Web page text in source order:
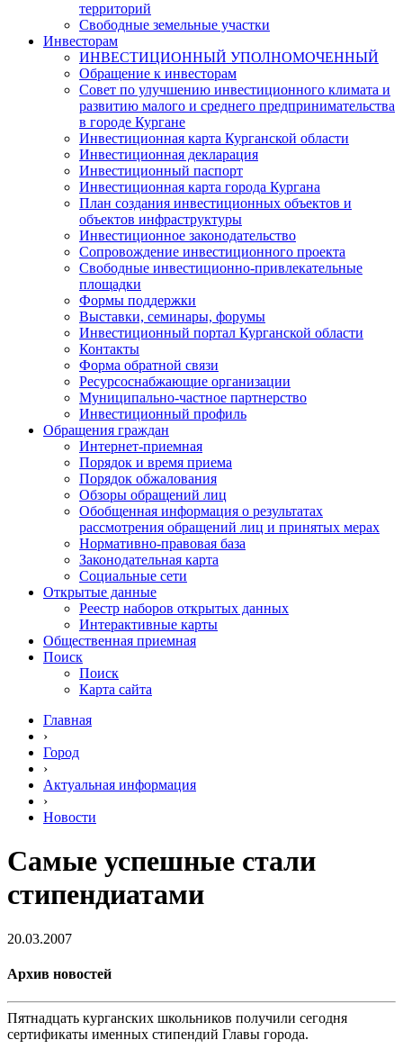
территорий
Свободные земельные участки
Инвесторам
ИНВЕСТИЦИОННЫЙ УПОЛНОМОЧЕННЫЙ
Обращение к инвесторам
Совет по улучшению инвестиционного климата и
развитию малого и среднего предпринимательства
в городе Кургане
Инвестиционная карта Курганской области
Инвестиционная декларация
Инвестиционный паспорт
Инвестиционная карта города Кургана
План создания инвестиционных объектов и
объектов инфраструктуры
Инвестиционное законодательство
Сопровождение инвестиционного проекта
Свободные инвестиционно-привлекательные
площадки
Формы поддержки
Выставки, семинары, форумы
Инвестиционный портал Курганской области
Контакты
Форма обратной связи
Ресурсоснабжающие организации
Муниципально-частное партнерство
Инвестиционный профиль
Обращения граждан
Интернет-приемная
Порядок и время приема
Порядок обжалования
Обзоры обращений лиц
Обобщенная информация о результатах
рассмотрения обращений лиц и принятых мерах
Нормативно-правовая база
Законодательная карта
Социальные сети
Открытые данные
Реестр наборов открытых данных
Интерактивные карты
Общественная приемная
Поиск
Поиск
Карта сайта
Главная
›
Город
›
Актуальная информация
›
Новости
Самые успешные стали
стипендиатами
20.03.2007
Архив новостей
Пятнадцать курганских школьников получили сегодня
сертификаты именных стипендий Главы города.